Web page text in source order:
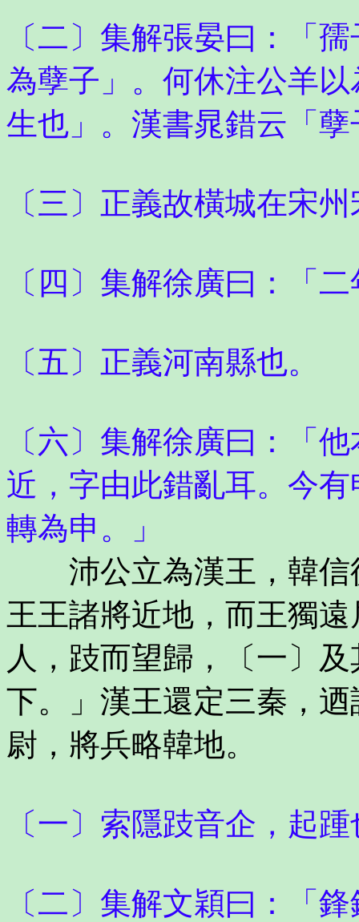
〔二〕集解張晏曰：「
為孽子」。何休注公羊
生也」。漢書晁錯云「
〔三〕正義故橫城在宋
〔四〕集解徐廣曰：「
〔五〕正義河南縣也。
〔六〕集解徐廣曰：「
近，字由此錯亂耳。今
轉為申。」
沛公立為漢王，韓信
王王諸將近地，而王獨
人，跂而望歸，〔一〕
下。」漢王還定三秦，
尉，將兵略韓地。
〔一〕索隱跂音企，起
〔二〕集解文穎曰：「